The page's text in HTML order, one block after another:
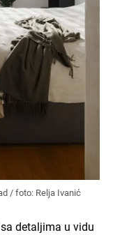
/ foto: Relja Ivanić
detaljima u vidu